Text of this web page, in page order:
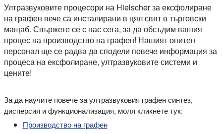
Ултразвуковите процесори на Hielscher за ексфолиране
на графен вече са инсталирани в цял свят в търговски
мащаб. Свържете се с нас сега, за да обсъдим вашия
процес на производство на графен! Нашият опитен
персонал ще се радва да сподели повече информация за
процеса на ексфолиране, ултразвуковите системи и
цените!
За да научите повече за ултразвуковия графен синтез,
дисперсия и функционализация, моля кликнете тук:
Производство на графен